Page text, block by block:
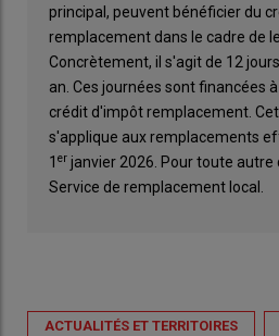
principal, peuvent bénéficier du
remplacement dans le cadre de
Concrètement, il s'agit de 12
an. Ces journées sont financées
crédit d'impôt remplacement.
s'applique aux remplacements
1 er janvier 2026. Pour toute
Service de remplacement local.
ACTUALITÉS ET TERRITOIRES